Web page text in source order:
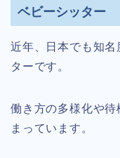
ベビーシッター
近年、日本でも知
ターです。
働き方の多様化や
まっています。